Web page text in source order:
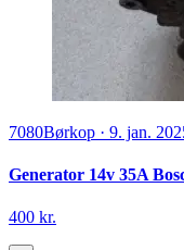
7080Børkop · 9. jan.
Generator 14v 35A
400 kr.